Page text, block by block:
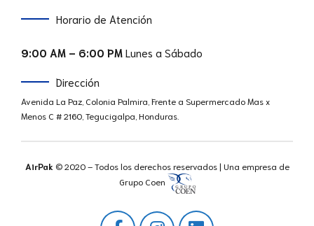
Horario de Atención
9:00 AM – 6:00 PM Lunes a Sábado
Dirección
Avenida La Paz, Colonia Palmira, Frente a Supermercado Mas x
Menos C # 2160, Tegucigalpa, Honduras.
AirPak © 2020 – Todos los derechos reservados | Una empresa de
Grupo Coen